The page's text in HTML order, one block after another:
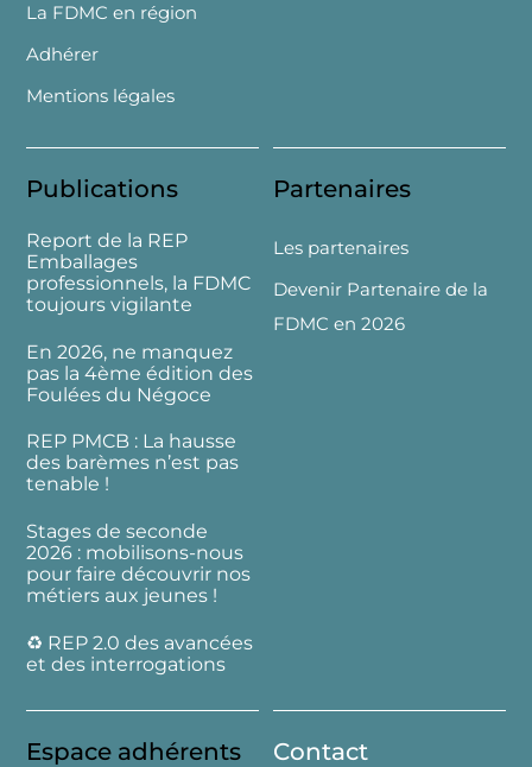
La FDMC en région
Adhérer
Mentions légales
Publications
Report de la REP
Emballages
professionnels, la FDMC
toujours vigilante
En 2026, ne manquez
pas la 4ème édition des
Foulées du Négoce
REP PMCB : La hausse
des barèmes n’est pas
tenable !
Stages de seconde
2026 : mobilisons-nous
pour faire découvrir nos
métiers aux jeunes !
♻️ REP 2.0 des avancées
et des interrogations
Partenaires
Les partenaires
Devenir Partenaire de la
FDMC en 2026
Espace adhérents Contact